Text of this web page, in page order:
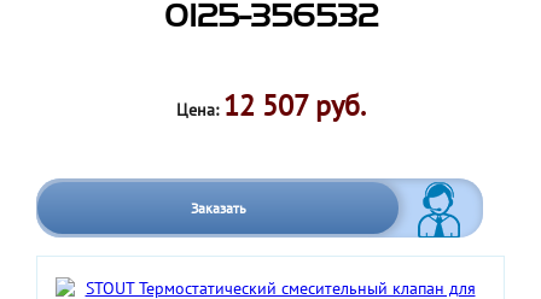
0125-356532
Цена: 12 507 руб.
Заказать